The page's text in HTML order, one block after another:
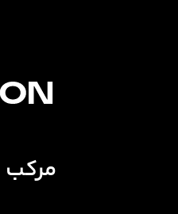
مرکب